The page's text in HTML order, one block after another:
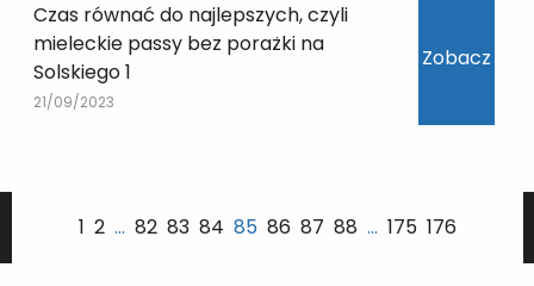
Czas równać do najlepszych, czyli
mieleckie passy bez porażki na
Solskiego 1
21/09/2023
Zobacz
1 2 … 82 83 84 85 86 87 88 … 175 176